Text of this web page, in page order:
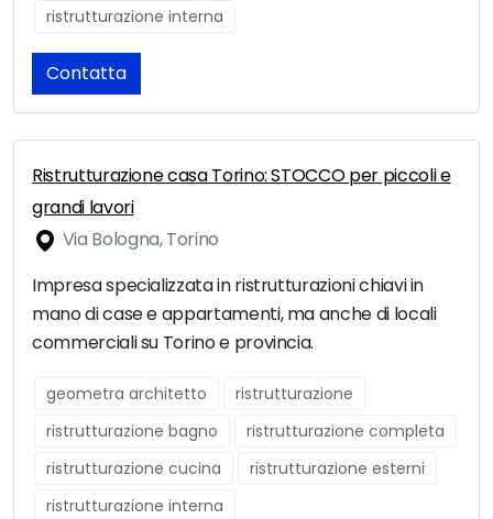
ristrutturazione interna
Contatta
Ristrutturazione casa Torino: STOCCO per piccoli e
grandi lavori
Via Bologna, Torino
Impresa specializzata in ristrutturazioni chiavi in
mano di case e appartamenti, ma anche di locali
commerciali su Torino e provincia.
geometra architetto
ristrutturazione
ristrutturazione bagno
ristrutturazione completa
ristrutturazione cucina
ristrutturazione esterni
ristrutturazione interna